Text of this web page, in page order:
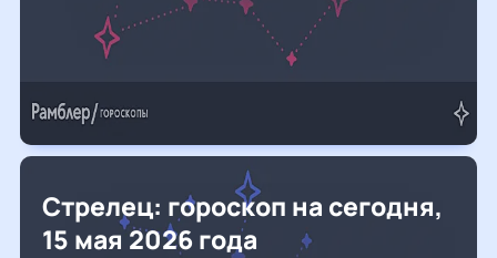
Стрелец: гороскоп на сегодня,
15 мая 2026 года